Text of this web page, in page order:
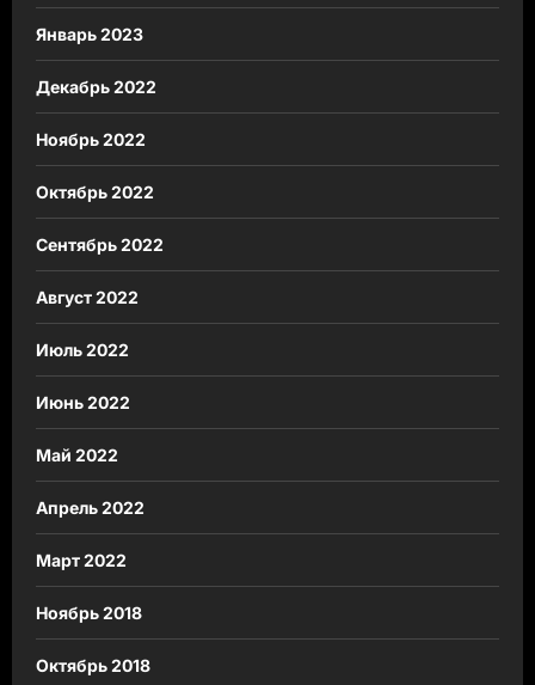
Январь 2023
Декабрь 2022
Ноябрь 2022
Октябрь 2022
Сентябрь 2022
Август 2022
Июль 2022
Июнь 2022
Май 2022
Апрель 2022
Март 2022
Ноябрь 2018
Октябрь 2018